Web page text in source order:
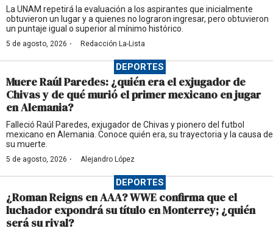
La UNAM repetirá la evaluación a los aspirantes que inicialmente
obtuvieron un lugar y a quienes no lograron ingresar, pero obtuvieron
un puntaje igual o superior al mínimo histórico.
5 de agosto, 2026 · Redacción La-Lista
DEPORTES
Muere Raúl Paredes: ¿quién era el exjugador de
Chivas y de qué murió el primer mexicano en jugar
en Alemania?
Falleció Raúl Paredes, exjugador de Chivas y pionero del futbol
mexicano en Alemania. Conoce quién era, su trayectoria y la causa de
su muerte.
5 de agosto, 2026 · Alejandro López
DEPORTES
¿Roman Reigns en AAA? WWE confirma que el
luchador expondrá su título en Monterrey; ¿quién
será su rival?